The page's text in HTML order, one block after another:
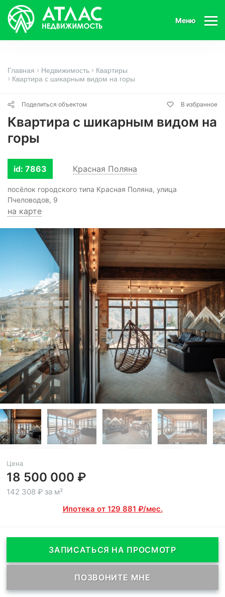
Меню
Главная Недвижимость
Квартиры
Квартира с шикарным видом на горы
Поделиться объектом В избранное
Квартира с шикарным видом на
горы
id: 7863 Красная Поляна
посёлок городского типа Красная Поляна, улица
Пчеловодов, 9
на карте
Цена
18 500 000 ₽
142 308 ₽ за м²
Ипотека от 129 881 ₽/мес.
ЗАПИСАТЬСЯ НА ПРОСМОТР
ПОЗВОНИТЕ МНЕ